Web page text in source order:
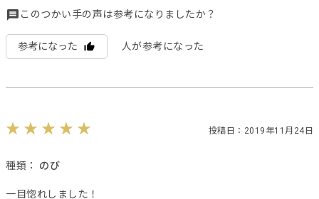
このつかい手の声は参考になりましたか？
参考になった 人が参考になった
投稿日：2019年11月24日
種類： のび
一目惚れしました！